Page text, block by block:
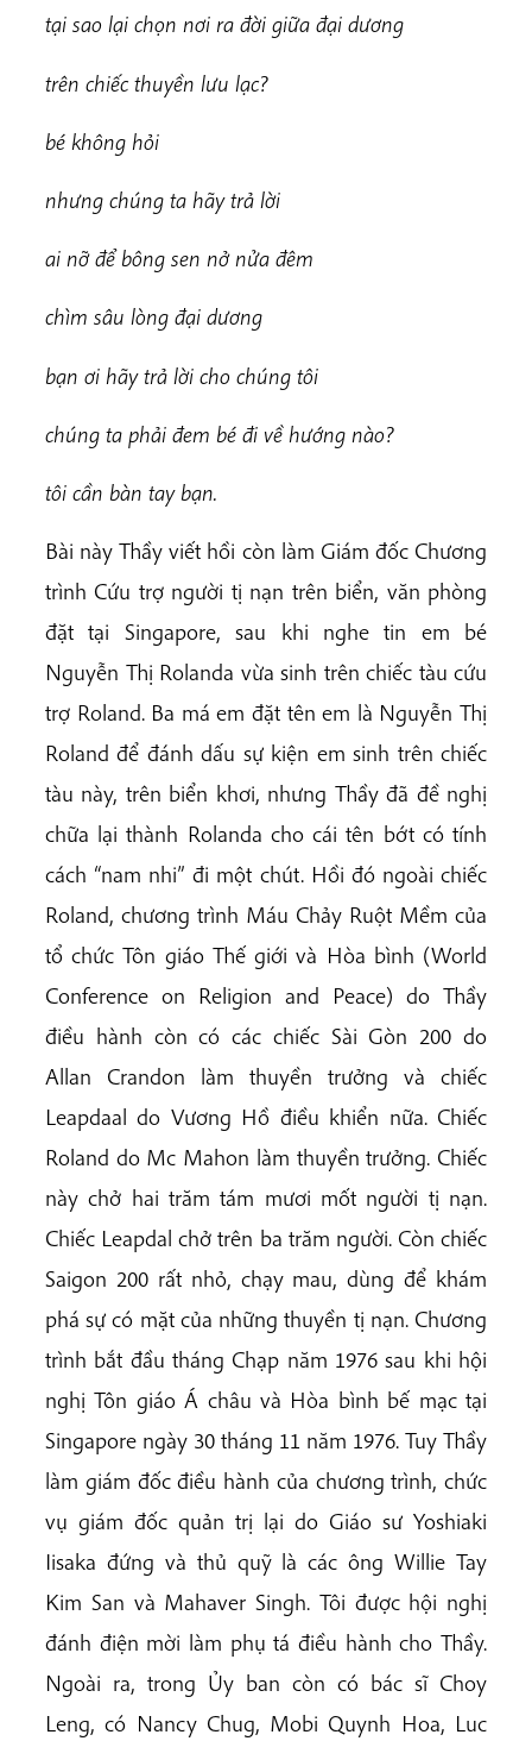
tại sao lại chọn nơi ra đời giữa đại dương
trên chiếc thuyền lưu lạc?
bé không hỏi
nhưng chúng ta hãy trả lời
ai nỡ để bông sen nở nửa đêm
chìm sâu lòng đại dương
bạn ơi hãy trả lời cho chúng tôi
chúng ta phải đem bé đi về hướng nào?
tôi cần bàn tay bạn.
Bài này Thầy viết hồi còn làm Giám đốc Chương
trình Cứu trợ người tị nạn trên biển, văn phòng
đặt tại Singapore, sau khi nghe tin em bé
Nguyễn Thị Rolanda vừa sinh trên chiếc tàu cứu
trợ Roland. Ba má em đặt tên em là Nguyễn Thị
Roland để đánh dấu sự kiện em sinh trên chiếc
tàu này, trên biển khơi, nhưng Thầy đã đề nghị
chữa lại thành Rolanda cho cái tên bớt có tính
cách “nam nhi” đi một chút. Hồi đó ngoài chiếc
Roland, chương trình Máu Chảy Ruột Mềm của
tổ chức Tôn giáo Thế giới và Hòa bình (World
Conference on Religion and Peace) do Thầy
điều hành còn có các chiếc Sài Gòn 200 do
Allan Crandon làm thuyền trưởng và chiếc
Leapdaal do Vương Hồ điều khiển nữa. Chiếc
Roland do Mc Mahon làm thuyền trưởng. Chiếc
này chở hai trăm tám mươi mốt người tị nạn.
Chiếc Leapdal chở trên ba trăm người. Còn chiếc
Saigon 200 rất nhỏ, chạy mau, dùng để khám
phá sự có mặt của những thuyền tị nạn. Chương
trình bắt đầu tháng Chạp năm 1976 sau khi hội
nghị Tôn giáo Á châu và Hòa bình bế mạc tại
Singapore ngày 30 tháng 11 năm 1976. Tuy Thầy
làm giám đốc điều hành của chương trình, chức
vụ giám đốc quản trị lại do Giáo sư Yoshiaki
Iisaka đứng và thủ quỹ là các ông Willie Tay
Kim San và Mahaver Singh. Tôi được hội nghị
đánh điện mời làm phụ tá điều hành cho Thầy.
Ngoài ra, trong Ủy ban còn có bác sĩ Choy
Leng, có Nancy Chug, Mobi Quynh Hoa, Luc